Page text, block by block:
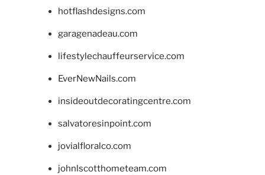
hotflashdesigns.com
garagenadeau.com
lifestylechauffeurservice.com
EverNewNails.com
insideoutdecoratingcentre.com
salvatoresinpoint.com
jovialfloralco.com
johnlscotthometeam.com